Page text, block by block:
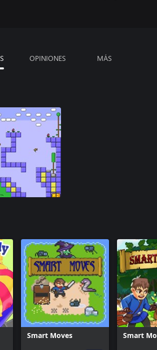
OPINIONES MÁS
Smart Moves Smart